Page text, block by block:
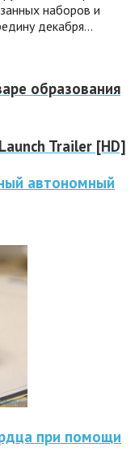
наборов и
декабря…
образования
Trailer [HD]
автономный
при помощи